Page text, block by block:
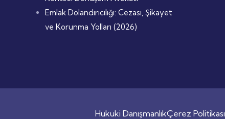
Emlak Dolandırıcılığı: Cezası, Şikayet
ve Korunma Yolları (2026)
Hukuki DanışmanlıkÇerez Politikası